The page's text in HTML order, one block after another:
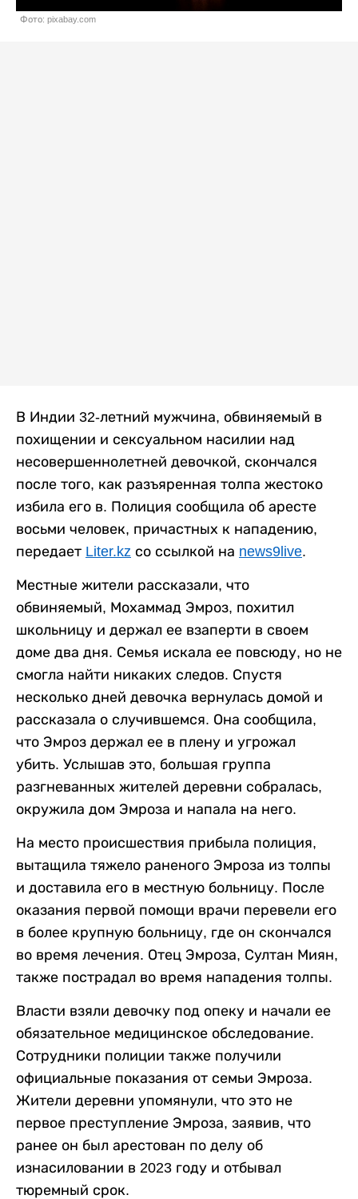
Фото: pixabay.com
В Индии 32-летний мужчина, обвиняемый в
похищении и сексуальном насилии над
несовершеннолетней девочкой, скончался
после того, как разъяренная толпа жестоко
избила его в. Полиция сообщила об аресте
восьми человек, причастных к нападению,
передает Liter.kz со ссылкой на news9live.
Местные жители рассказали, что
обвиняемый, Мохаммад Эмроз, похитил
школьницу и держал ее взаперти в своем
доме два дня. Семья искала ее повсюду, но не
смогла найти никаких следов. Спустя
несколько дней девочка вернулась домой и
рассказала о случившемся. Она сообщила,
что Эмроз держал ее в плену и угрожал
убить. Услышав это, большая группа
разгневанных жителей деревни собралась,
окружила дом Эмроза и напала на него.
На место происшествия прибыла полиция,
вытащила тяжело раненого Эмроза из толпы
и доставила его в местную больницу. После
оказания первой помощи врачи перевели его
в более крупную больницу, где он скончался
во время лечения. Отец Эмроза, Султан Миян,
также пострадал во время нападения толпы.
Власти взяли девочку под опеку и начали ее
обязательное медицинское обследование.
Сотрудники полиции также получили
официальные показания от семьи Эмроза.
Жители деревни упомянули, что это не
первое преступление Эмроза, заявив, что
ранее он был арестован по делу об
изнасиловании в 2023 году и отбывал
тюремный срок.